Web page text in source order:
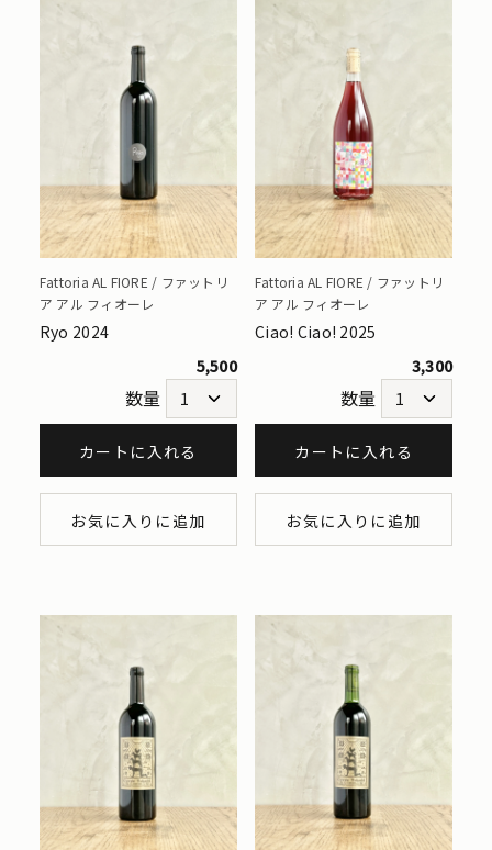
Fattoria AL FIORE / ファットリ
ア アル フィオーレ
Ryo 2024
5,500
数量
カートに入れる
お気に入りに追加
Fattoria AL FIORE / ファットリ
ア アル フィオーレ
Ciao! Ciao! 2025
3,300
数量
カートに入れる
お気に入りに追加